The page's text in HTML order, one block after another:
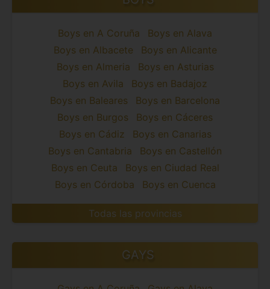
Boys en A Coruña
Boys en Alava
Boys en Albacete
Boys en Alicante
Boys en Almeria
Boys en Asturias
Boys en Avila
Boys en Badajoz
Boys en Baleares
Boys en Barcelona
Boys en Burgos
Boys en Cáceres
Boys en Cádiz
Boys en Canarias
Boys en Cantabria
Boys en Castellón
Boys en Ceuta
Boys en Ciudad Real
Boys en Córdoba
Boys en Cuenca
Todas las provincias
GAYS